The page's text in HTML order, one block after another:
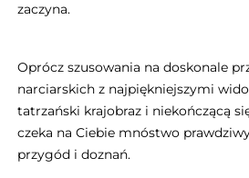
zaczyna.
Oprócz szusowania na doskonale
narciarskich z najpiękniejszymi
tatrzański krajobraz i niekończącą
czeka na Ciebie mnóstwo
przygód i doznań.